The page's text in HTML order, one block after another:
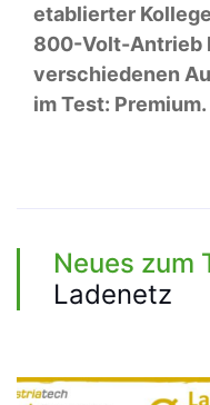
etablierter
800-Volt-Antrieb
verschiedenen
im Test: Premium.
Neues zum
Ladenetz